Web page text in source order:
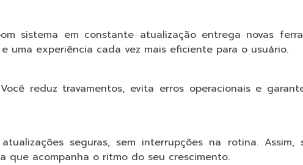
sistema em constante atualização entrega novas
uma experiência cada vez mais eficiente para o usuário.
reduz travamentos, evita erros operacionais e
seguras, sem interrupções na rotina. Assim,
que acompanha o ritmo do seu crescimento.